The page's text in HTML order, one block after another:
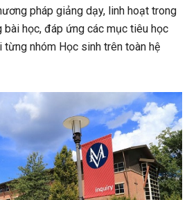
pháp giảng dạy, linh hoạt trong
bài học, đáp ứng các mục tiêu học
từng nhóm Học sinh trên toàn hệ